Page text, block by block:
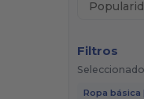
Filtros
Seleccionado
Ropa básica